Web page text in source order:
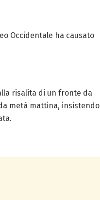
Occidentale ha causato
risalita di un fronte da
metà mattina, insistendo